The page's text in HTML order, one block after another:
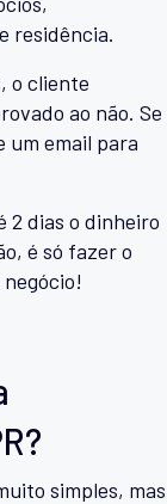
residência.
o cliente
ao não. Se
um email para
2 dias o dinheiro
é só fazer o
simples, mas